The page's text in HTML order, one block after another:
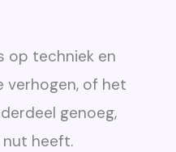
op techniek en
verhogen, of het
genoeg,
nut heeft.